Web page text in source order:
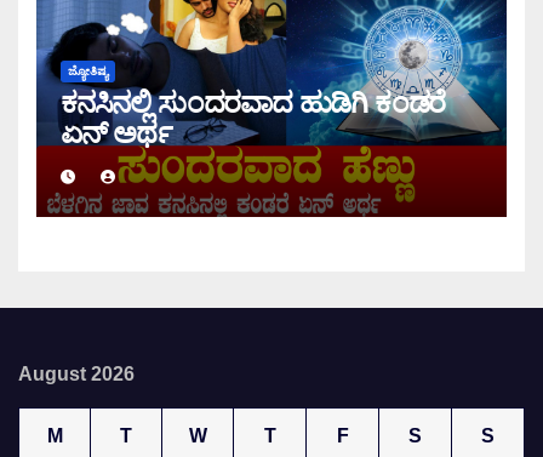
ಜ್ಯೋತಿಷ್ಯ
ಕನಸಿನಲ್ಲಿ ಸುಂದರವಾದ ಹುಡಿಗಿ ಕಂಡರೆ
ಏನ್ ಅರ್ಥ
August 2026
M T W T F S S